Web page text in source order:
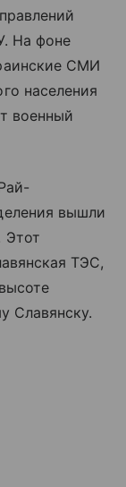
На фоне
СМИ
населения
военный
вышли
Этот
ТЭС,
Славянску.